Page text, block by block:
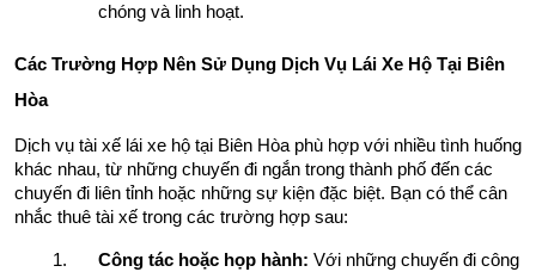
chóng và linh hoạt.
Các Trường Hợp Nên Sử Dụng Dịch Vụ Lái Xe Hộ Tại Biên
Hòa
Dịch vụ tài xế lái xe hộ tại Biên Hòa phù hợp với nhiều tình huống
khác nhau, từ những chuyến đi ngắn trong thành phố đến các
chuyến đi liên tỉnh hoặc những sự kiện đặc biệt. Bạn có thể cân
nhắc thuê tài xế trong các trường hợp sau:
Công tác hoặc họp hành: Với những chuyến đi công